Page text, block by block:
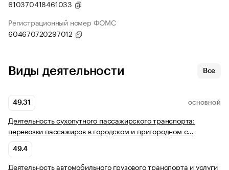
610370418461033
Регистрационный номер ФОМС
604670720297012
Виды деятельности Все
49.31 ОСНОВНОЙ
Деятельность сухопутного пассажирского транспорта:
перевозки пассажиров в городском и пригородном с…
49.4
Деятельность автомобильного грузового транспорта и услуги